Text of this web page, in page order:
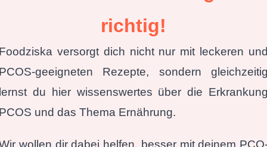
richtig!
versorgt dich nicht nur mit leckeren
geeigneten Rezepte, sondern
du hier wissenswertes über die
und das Thema Ernährung.
wollen dir dabei helfen, besser mit deinem